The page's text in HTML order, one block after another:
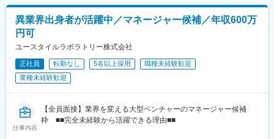
変更の範囲：会社の定める業務
・既存顧客への定期訪問・追加提案
※導入後の操作説明・サポートはインストラクターが担当。営業は
■サービスの強み
・歯科医院ごとの課題に合わせたカスタマイズ提案が可能
・営業・インストラクター・システムサービスの分業体制で高品
■入社後のフォロー
・入社後約1ヶ月：医療業界・製品知識の座学研修
能性があります。月給(月額)は固定手当を含めた表記です。
異業界出身者が活躍中／マネージャー候補／年収600万
円可
ユースタイルラボラトリー株式会社
正社員 転勤なし 5名以上採用
職種未経験歓迎
業種未経験歓迎
仕事内容
【全員面接】業界を変える大型ベンチャーのマネージャー候補
枠 ■■完全未経験から活躍できる理由■■